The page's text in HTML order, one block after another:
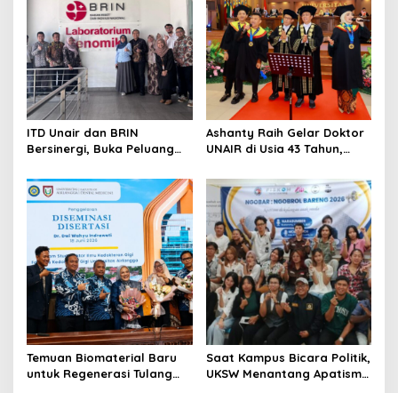
g
a
t
i
o
n
ITD Unair dan BRIN
Bersinergi, Buka Peluang
Nasional
Ashanty Raih Gelar Doktor
UNAIR di Usia 43 Tahun,
dan Azriel
Temuan Biomaterial Baru
untuk Regenerasi Tulang
Saat Kampus Bicara Politik,
UKSW Menantang Apatisme